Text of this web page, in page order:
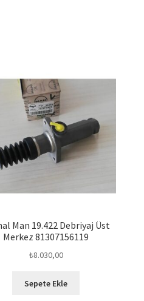
Man 19.422 Debriyaj Üst
Merkez 81307156119
₺8.030,00
Sepete Ekle